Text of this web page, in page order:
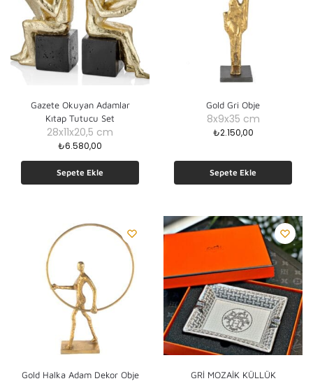
Gazete Okuyan Adamlar
Kıtap Tutucu Set
28x11x20,5 cm
₺6.580,00
Sepete Ekle
Gold Gri Obje
8x9x35 cm
₺2.150,00
Sepete Ekle
Gold Halka Adam Dekor Obje GRİ MOZAİK KÜLLÜK